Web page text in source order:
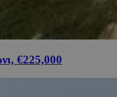
€225,000